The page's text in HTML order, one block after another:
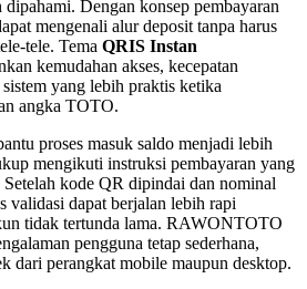
Dengan konsep pembayaran
mengenali alur deposit tanpa harus
tele. Tema QRIS Instan
kemudahan akses, kecepatan
yang lebih praktis ketika
angka TOTO.
proses masuk saldo menjadi lebih
mengikuti instruksi pembayaran yang
Setelah kode QR dipindai dan nominal
validasi dapat berjalan lebih rapi
tidak tertunda lama. RAWONTOTO
pengguna tetap sederhana,
dari perangkat mobile maupun desktop.